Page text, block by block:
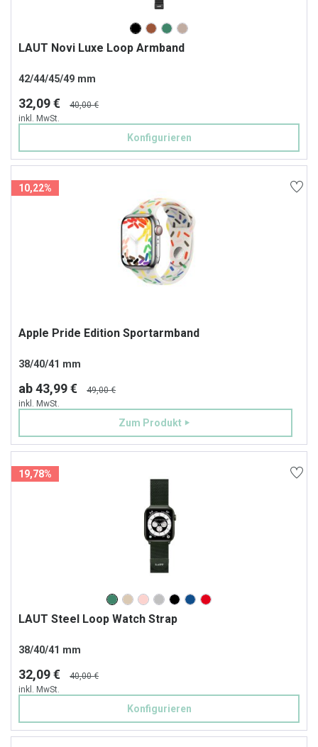
LAUT Novi Luxe Loop Armband
42/44/45/49 mm
32,09 €
40,00 €
inkl. MwSt.
Konfigurieren
10,22%
Apple Pride Edition Sportarmband
38/40/41 mm
ab 43,99 €
49,00 €
inkl. MwSt.
Zum Produkt
19,78%
LAUT Steel Loop Watch Strap
38/40/41 mm
32,09 €
40,00 €
inkl. MwSt.
Konfigurieren